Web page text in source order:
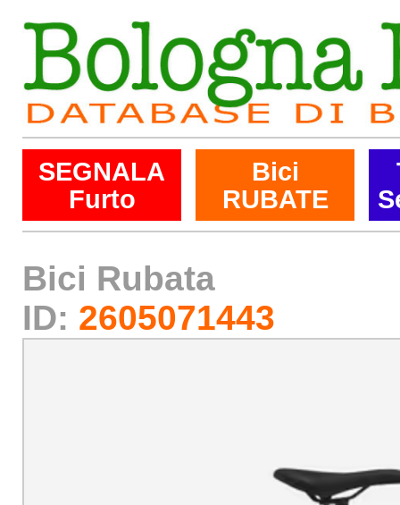
SEGNALA
Furto
Bici
RUBATE
Bici Rubata
ID: 2605071443